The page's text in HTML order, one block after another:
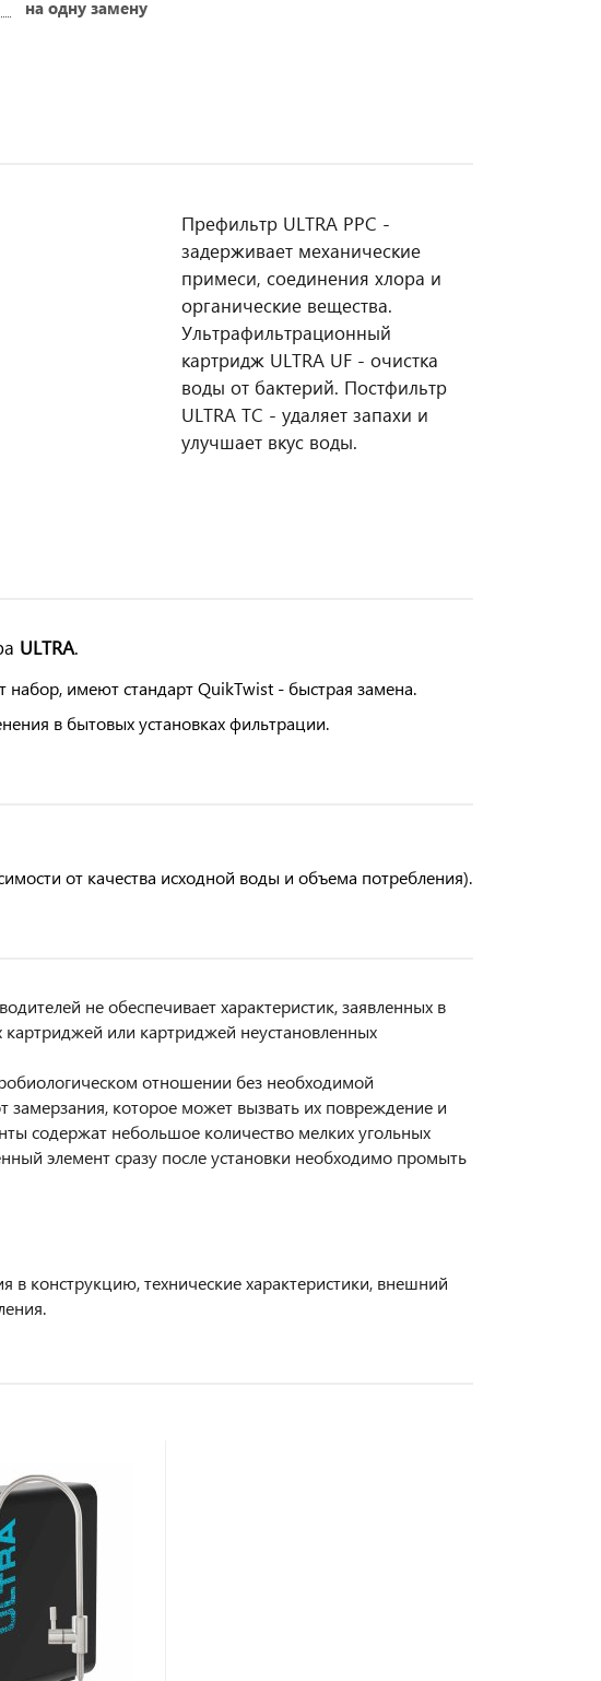
на одну замену
Префильтр ULTRA PPC -
задерживает механические
примеси, соединения хлора и
органические вещества.
Ультрафильтрационный
картридж ULTRA UF - очистка
воды от бактерий. Постфильтр
ULTRA TC - удаляет запахи и
улучшает вкус воды.
ULTRA.
имеют стандарт QuikTwist - быстрая замена.
в бытовых установках фильтрации.
от качества исходной воды и объема потребления).
не обеспечивает характеристик, заявленных в
или картриджей неустановленных
отношении без необходимой
которое может вызвать их повреждение и
содержат небольшое количество мелких угольных
элемент сразу после установки необходимо промыть
в конструкцию, технические характеристики, внешний